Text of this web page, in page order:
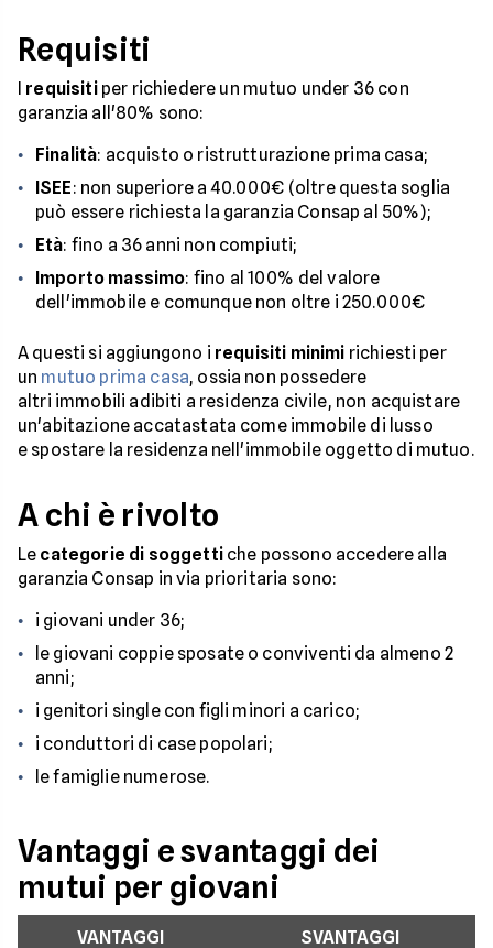
Requisiti
I requisitiper richiedere un mutuo under 36 con
garanzia all'80% sono:
Finalità: acquisto o ristrutturazione prima casa;
ISEE: non superiore a 40.000€ (oltre questa soglia
può essere richiesta la garanzia Consap al 50%);
Età: fino a 36 anni non compiuti;
Importo massimo: fino al 100% del valore
dell'immobile e comunque non oltre i 250.000€
A questi si aggiungono i requisiti minimi richiesti per
un mutuo prima casa, ossia non possedere
altri immobili adibiti a residenza civile, non acquistare
un'abitazione accatastata come immobile di lusso
e spostare la residenza nell'immobile oggetto di mutuo.
A chi è rivolto
Le categorie di soggettiche possono accedere alla
garanzia Consap in via prioritaria sono:
i giovani under 36;
le giovani coppie sposate o conviventi da almeno 2
anni;
i genitori single con figli minori a carico;
i conduttori di case popolari;
le famiglie numerose.
Vantaggi e svantaggi dei
mutui per giovani
VANTAGGI SVANTAGGI